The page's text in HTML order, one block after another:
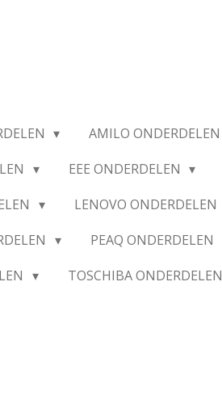
AMILO ONDERDELEN
EEE ONDERDELEN
LENOVO ONDERDELEN
PEAQ ONDERDELEN
TOSCHIBA ONDERDELEN